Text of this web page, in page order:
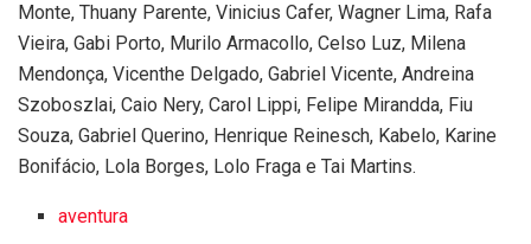
Monte, Thuany Parente, Vinicius Cafer, Wagner Lima, Rafa
Vieira, Gabi Porto, Murilo Armacollo, Celso Luz, Milena
Mendonça, Vicenthe Delgado, Gabriel Vicente, Andreina
Szoboszlai, Caio Nery, Carol Lippi, Felipe Mirandda, Fiu
Souza, Gabriel Querino, Henrique Reinesch, Kabelo, Karine
Bonifácio, Lola Borges, Lolo Fraga e Tai Martins.
aventura